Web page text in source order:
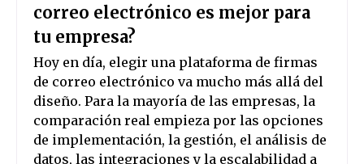
correo electrónico es mejor para
tu empresa?
Hoy en día, elegir una plataforma de firmas
de correo electrónico va mucho más allá del
diseño. Para la mayoría de las empresas, la
comparación real empieza por las opciones
de implementación, la gestión, el análisis de
datos, las integraciones y la escalabilidad a